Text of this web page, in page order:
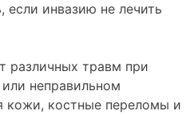
если инвазию не лечить
различных травм при
неправильном
костные переломы и